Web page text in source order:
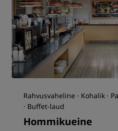
Rahvusvaheline · Kohalik ·
· Buffet-laud
Hommikueine